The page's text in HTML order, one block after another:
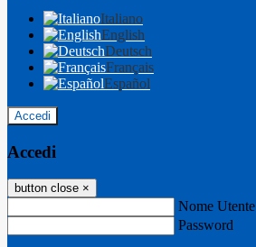
Italiano
English
Deutsch
Français
Español
Accedi
Accedi
button close ×
Nome Utente
Password